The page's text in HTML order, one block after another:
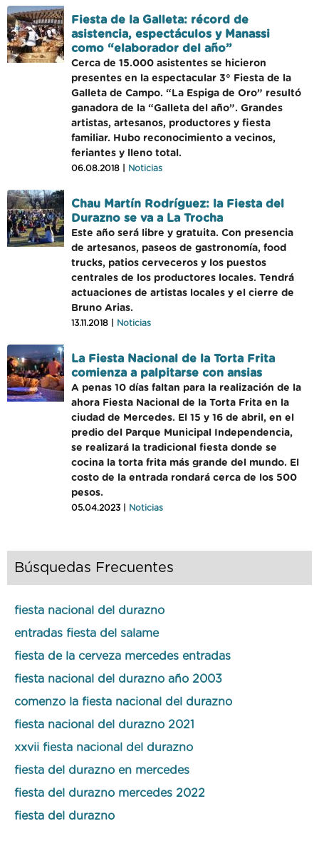
Fiesta de la Galleta: récord de
asistencia, espectáculos y Manassi
como “elaborador del año”
Cerca de 15.000 asistentes se hicieron
presentes en la espectacular 3° Fiesta de la
Galleta de Campo. “La Espiga de Oro” resultó
ganadora de la “Galleta del año”. Grandes
artistas, artesanos, productores y fiesta
familiar. Hubo reconocimiento a vecinos,
feriantes y lleno total.
06.08.2018 | Noticias
Chau Martín Rodríguez: la Fiesta del
Durazno se va a La Trocha
Este año será libre y gratuita. Con presencia
de artesanos, paseos de gastronomía, food
trucks, patios cerveceros y los puestos
centrales de los productores locales. Tendrá
actuaciones de artistas locales y el cierre de
Bruno Arias.
13.11.2018 | Noticias
La Fiesta Nacional de la Torta Frita
comienza a palpitarse con ansias
A penas 10 días faltan para la realización de la
ahora Fiesta Nacional de la Torta Frita en la
ciudad de Mercedes. El 15 y 16 de abril, en el
predio del Parque Municipal Independencia,
se realizará la tradicional fiesta donde se
cocina la torta frita más grande del mundo. El
costo de la entrada rondará cerca de los 500
pesos.
05.04.2023 | Noticias
Búsquedas Frecuentes
fiesta nacional del durazno
entradas fiesta del salame
fiesta de la cerveza mercedes entradas
fiesta nacional del durazno año 2003
comenzo la fiesta nacional del durazno
fiesta nacional del durazno 2021
xxvii fiesta nacional del durazno
fiesta del durazno en mercedes
fiesta del durazno mercedes 2022
fiesta del durazno